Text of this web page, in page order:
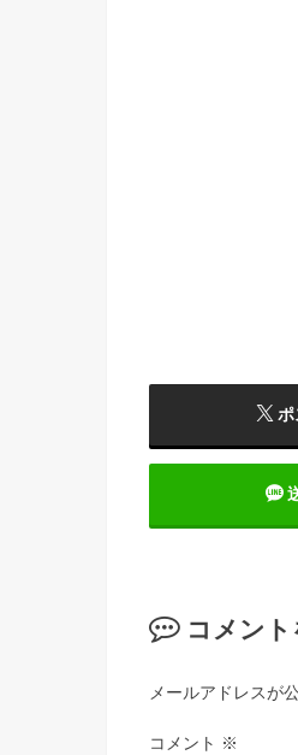
ポ
コメン
メールアドレスが
コメント ※